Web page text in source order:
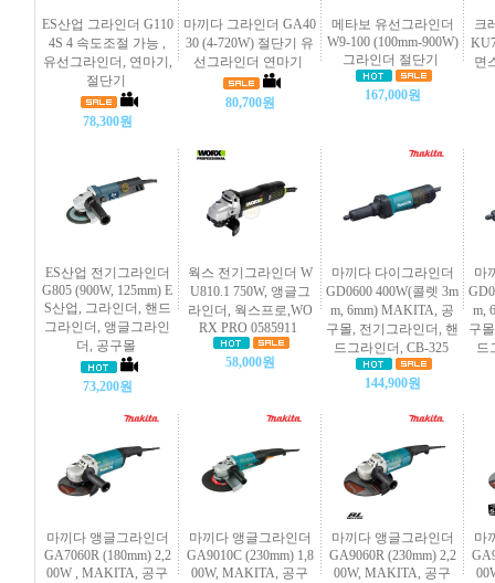
ES산업 그라인더 G110
4S 4 속도조절 가능 ,
유선그라인더, 연마기,
절단기
78,300원
마끼다 그라인더 GA40
30 (4-720W) 절단기 유
선그라인더 연마기
80,700원
메타보 유선그라인더
W9-100 (100mm-900W)
그라인더 절단기
167,000원
크
면
ES산업 전기그라인더
G805 (900W, 125mm) E
S산업, 그라인더, 핸드
그라인더, 앵글그라인
더, 공구몰
73,200원
웍스 전기그라인더 W
U810.1 750W, 앵글그
라인더, 웍스프로,WO
RX PRO 0585911
58,000원
마끼다 다이그라인더
GD0600 400W(콜렛 3m
m, 6mm) MAKITA, 공
구몰, 전기그라인더, 핸
드그라인더, CB-325
144,900원
마
m,
구
드
마끼다 앵글그라인더
GA7060R (180mm) 2,2
00W , MAKITA, 공구
마끼다 앵글그라인더
GA9010C (230mm) 1,8
00W, MAKITA, 공구
마끼다 앵글그라인더
GA9060R (230mm) 2,2
00W, MAKITA, 공구
마